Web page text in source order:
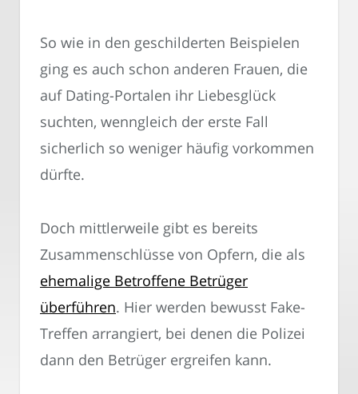
So wie in den geschilderten Beispielen
ging es auch schon anderen Frauen, die
auf Dating-Portalen ihr Liebesglück
suchten, wenngleich der erste Fall
sicherlich so weniger häufig vorkommen
dürfte.
Doch mittlerweile gibt es bereits
Zusammenschlüsse von Opfern, die als
ehemalige Betroffene Betrüger
überführen. Hier werden bewusst Fake-
Treffen arrangiert, bei denen die Polizei
dann den Betrüger ergreifen kann.